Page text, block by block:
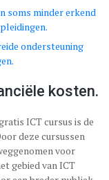
soms minder erkend
ondersteuning
kosten.
ICT cursus is de
deze cursussen
voor
gebied van ICT